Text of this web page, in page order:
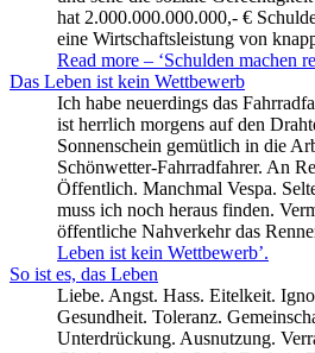
hat 2.000.000.000.000,- €
eine Wirtschaftsleistung von
Read more – ‘Schulden machen
Das Leben ist kein Wettbewerb
Ich habe neuerdings das
ist herrlich morgens auf den
Sonnenschein gemütlich in die
Schönwetter-Fahrradfahrer. An
Öffentlich. Manchmal Vespa.
muss ich noch heraus finden.
öffentliche Nahverkehr das
Leben ist kein Wettbewerb’.
So ist es, das Leben
Liebe. Angst. Hass. Eitelkeit.
Gesundheit. Toleranz.
Unterdrückung. Ausnutzung.